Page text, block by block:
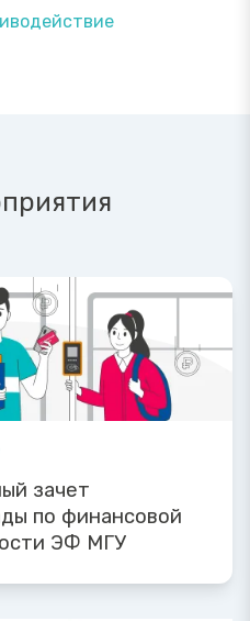
зачет
по финансовой
ЭФ МГУ